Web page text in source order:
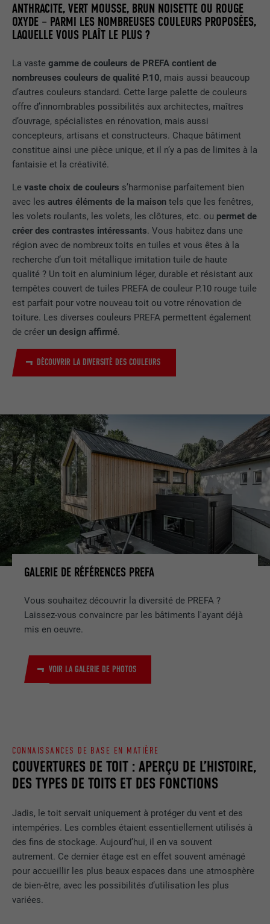
ANTHRACITE, VERT MOUSSE, BRUN NOISETTE OU ROUGE
OXYDE – PARMI LES NOMBREUSES COULEURS PROPOSÉES,
LAQUELLE VOUS PLAÎT LE PLUS ?
La vastegamme de couleurs de PREFA contient de
nombreuses couleurs de qualité P.10, mais aussi beaucoup
d’autres couleurs standard. Cette large palette de couleurs
offre d’innombrables possibilités aux architectes, maîtres
d’ouvrage, spécialistes en rénovation, mais aussi
concepteurs, artisans et constructeurs. Chaque bâtiment
constitue ainsi une pièce unique, et il n’y a pas de limites à la
fantaisie et la créativité.
Levaste choix de couleurs s’harmonise parfaitement bien
avec lesautres éléments de la maison tels que les fenêtres,
les volets roulants, les volets, les clôtures, etc. ou permet de
créer des contrastes intéressants. Vous habitez dans une
région avec de nombreux toits en tuiles et vous êtes à la
recherche d’un toit métallique imitation tuile de haute
qualité ? Un toit en aluminium léger, durable et résistant aux
tempêtes couvert de tuiles PREFA de couleur P.10 rouge tuile
est parfait pour votre nouveau toit ou votre rénovation de
toiture. Les diverses couleurs PREFA permettent également
de créer un design affirmé.
DÉCOUVRIR LA DIVERSITÉ DES COULEURS
GALERIE DE RÉFÉRENCES PREFA
Vous souhaitez découvrir la diversité de PREFA ?
Laissez-vous convaincre par les bâtiments l'ayant déjà
mis en oeuvre.
VOIR LA GALERIE DE PHOTOS
COUVERTURES DE TOIT : APERÇU DE L’HISTOIRE,
DES TYPES DE TOITS ET DES FONCTIONS
CONNAISSANCES DE BASE EN MATIÈRE
Jadis, le toit servait uniquement à protéger du vent et des
intempéries. Les combles étaient essentiellement utilisés à
des fins de stockage. Aujourd’hui, il en va souvent
autrement. Ce dernier étage est en effet souvent aménagé
pour accueillir les plus beaux espaces dans une atmosphère
de bien-être, avec les possibilités d’utilisation les plus
variées.